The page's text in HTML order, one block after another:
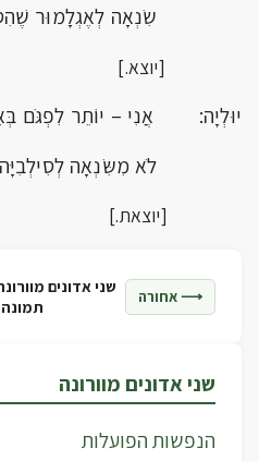
שִׂנְאָה לְאֶגְלָמוּר
[יוצא.]
יוּלְיָה: אֲנִי – יוֹתֵר לִפְגֹּם
לֹא מִשִּׂנְאָה לְסִילְבִיָּה,
[יוצאת.]
⟶ אחורה שני אדונים
תמונה 2
שני אדונים מוורונה
הנפשות הפועלות